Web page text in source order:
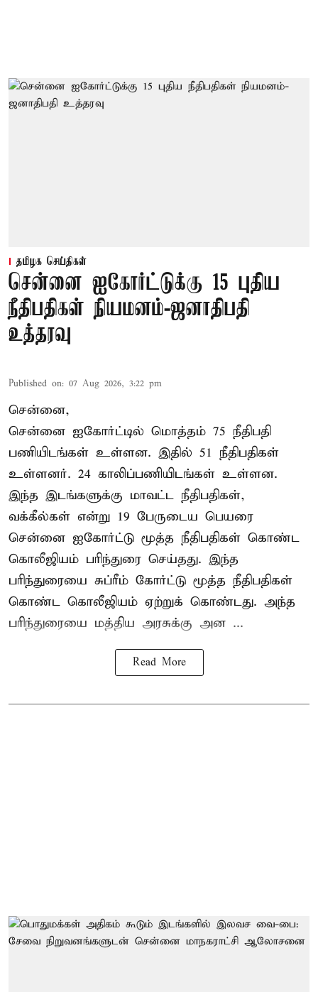
தமிழக செய்திகள்
சென்னை ஐகோர்ட்டுக்கு 15 புதிய
நீதிபதிகள் நியமனம்-ஜனாதிபதி
உத்தரவு
Published on: 07 Aug 2026, 3:22 pm
சென்னை,
சென்னை ஐகோர்ட்டில் மொத்தம் 75 நீதிபதி
பணியிடங்கள் உள்ளன. இதில் 51 நீதிபதிகள்
உள்ளனர். 24 காலிப்பணியிடங்கள் உள்ளன.
இந்த இடங்களுக்கு மாவட்ட நீதிபதிகள்,
வக்கீல்கள் என்று 19 பேருடைய பெயரை
சென்னை ஐகோர்ட்டு மூத்த நீதிபதிகள் கொண்ட
கொலீஜியம் பரிந்துரை செய்தது. இந்த
பரிந்துரையை சுப்ரீம் கோர்ட்டு மூத்த நீதிபதிகள்
கொண்ட கொலீஜியம் ஏற்றுக் கொண்டது. அந்த
பரிந்துரையை மத்திய அரசுக்கு அன ...
Read More